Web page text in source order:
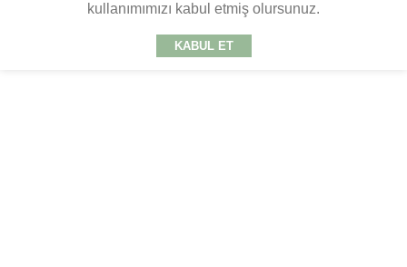
kullanımımızı kabul etmiş olursunuz.
KABUL ET